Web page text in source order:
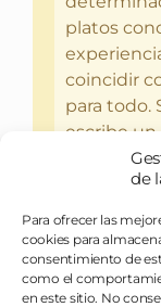
de
Para ofrecer las
cookies para
consentimiento de
como el
en este sitio. No
platos
coincidir
para todo.
escribe
del